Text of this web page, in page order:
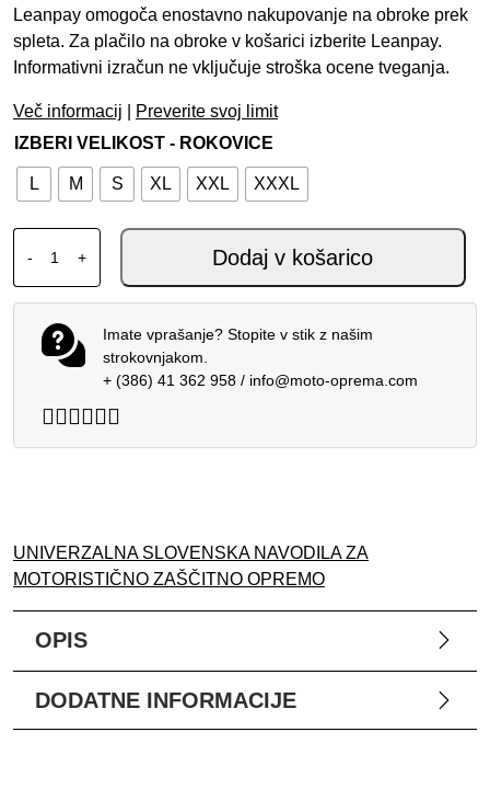
Leanpay omogoča enostavno nakupovanje na obroke prek
spleta. Za plačilo na obroke v košarici izberite Leanpay.
Informativni izračun ne vključuje stroška ocene tveganja.
Več informacij
Preverite svoj limit
IZBERI VELIKOST - ROKOVICE
L M S XL XXL XXXL
-
SPIDI X-GT ROKAVICE BLACK količina
+ Dodaj v košarico
Imate vprašanje? Stopite v stik z našim
strokovnjakom.
+ (386) 41 362 958/ info@moto-oprema.com
UNIVERZALNA SLOVENSKA NAVODILA ZA
MOTORISTIČNO ZAŠČITNO OPREMO
OPIS
DODATNE INFORMACIJE